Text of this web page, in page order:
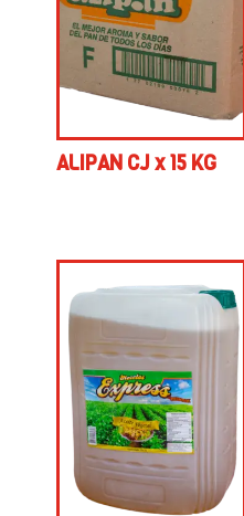
ALIPAN CJ x 15 KG